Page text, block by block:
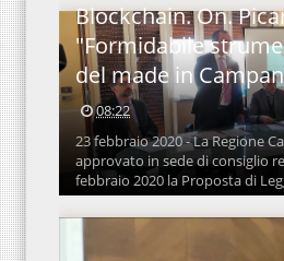
Blockchain. On.
"Formidabile
del made in
08:22
23 febbraio 2020 - La Regione
approvato in sede di consiglio
febbraio 2020 la Proposta di